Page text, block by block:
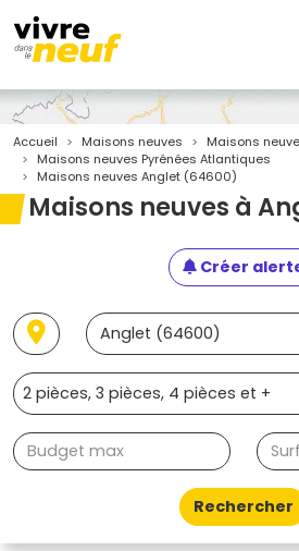
Accueil Maisons neuves
Maisons
Maisons neuves Pyrénées Atlantiques
Maisons neuves Anglet (64600)
Maisons neuves à
Créer
Rechercher